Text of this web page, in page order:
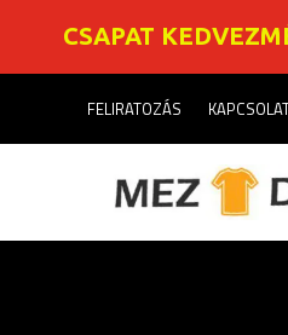
CSAPAT
FELIRATOZÁS